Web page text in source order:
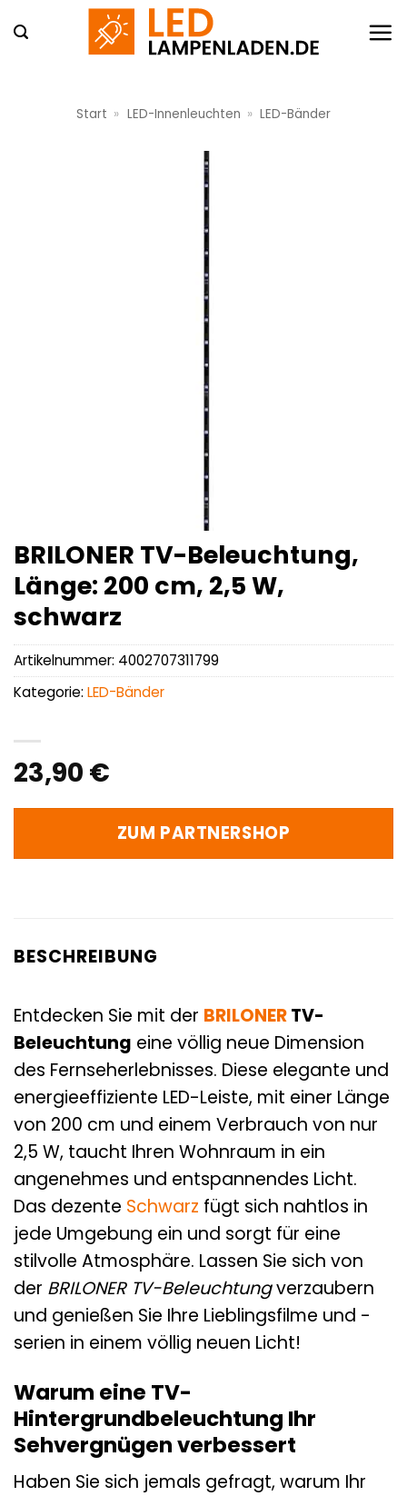
Inhalt
Start » LED-Innenleuchten » LED-Bänder
BRILONER TV-Beleuchtung,
Länge: 200 cm, 2,5 W,
schwarz
23,90 €
ZUM PARTNERSHOP
Artikelnummer: 4002707311799
Kategorie: LED-Bänder
BESCHREIBUNG
Entdecken Sie mit der BRILONERTV-
Beleuchtung eine völlig neue Dimension
des Fernseherlebnisses. Diese elegante und
energieeffiziente LED-Leiste, mit einer Länge
von 200 cm und einem Verbrauch von nur
2,5 W, taucht Ihren Wohnraum in ein
angenehmes und entspannendes Licht.
Das dezente Schwarz fügt sich nahtlos in
jede Umgebung ein und sorgt für eine
stilvolle Atmosphäre. Lassen Sie sich von
der BRILONER TV-Beleuchtungverzaubern
und genießen Sie Ihre Lieblingsfilme und -
serien in einem völlig neuen Licht!
Warum eine TV-
Hintergrundbeleuchtung Ihr
Sehvergnügen verbessert
Haben Sie sich jemals gefragt, warum Ihr